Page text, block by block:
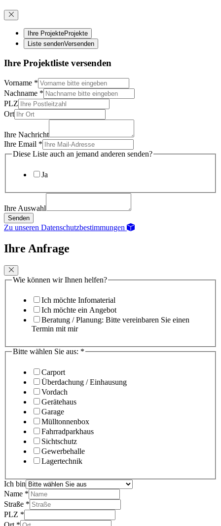
Ihre ProjekteProjekte
Liste sendenVersenden
Ihre Projektliste versenden
Vorname *
Nachname *
PLZ
Ort
Ihre Nachricht
Ihre Email *
Diese Liste auch an jemand anderen senden?
Ja
Ihre Auswahl
Senden
Zu unseren Datenschutzbestimmungen
Ihre Anfrage
Wie können wir Ihnen helfen?
Ich möchte Infomaterial
Ich möchte ein Angebot
Beratung / Planung: Bitte vereinbaren Sie einen
Termin mit mir
Bitte wählen Sie aus: *
Carport
Überdachung / Einhausung
Vordach
Gerätehaus
Garage
Mülltonnenbox
Fahrradparkhaus
Sichtschutz
Gewerbehalle
Lagertechnik
Ich bin
Name *
Straße *
PLZ *